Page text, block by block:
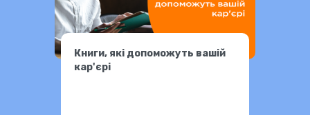
Книги, які допоможуть вашій
кар'єрі